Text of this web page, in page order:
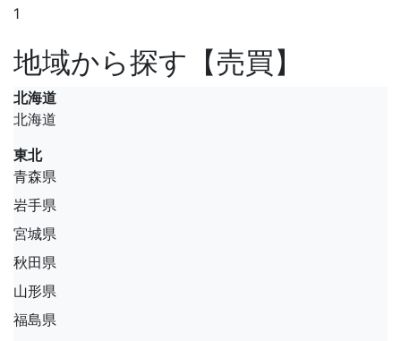
1
地域から探す【売買】
北海道
北海道
東北
青森県
岩手県
宮城県
秋田県
山形県
福島県